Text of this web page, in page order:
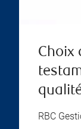
Choix
RBC